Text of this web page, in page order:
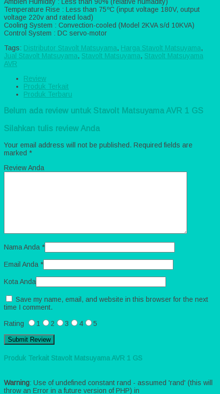
Temperature Rise : Less than 75ºC (input voltage 180V, output
voltage 220v and rated load)
Cooling System : Convection-cooled (Model 2KVA s/d 10KVA)
Control System : DC servo-motor
Tags: Distributor Stavolt Matsuyama, Harga Stavolt Matsuyama,
Jual Stavolt Matsuyama, Stavolt Matsuyama, Stavolt Matsuyama
AVR
Review
Produk Terkait
Produk Terbaru
Belum ada review untuk Stavolt Matsuyama AVR 1 GS
Silahkan tulis review Anda
Your email address will not be published. Required fields are
marked *
Review Anda
Nama Anda *
Email Anda *
Kota Anda
Save my name, email, and website in this browser for the next
time I comment.
Rating 1 2 3 4 5
Produk Terkait Stavolt Matsuyama AVR 1 GS
Warning: Use of undefined constant rand - assumed 'rand' (this will
throw an Error in a future version of PHP) in